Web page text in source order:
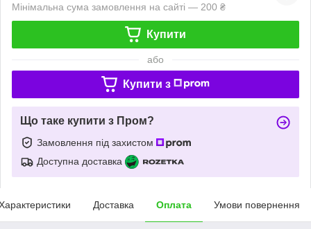
Мінімальна сума замовлення на сайті — 200 ₴
Купити
або
Купити з
Що таке купити з Пром?
Замовлення під захистом
Доступна доставка
Доставка Оплата Умови повернення